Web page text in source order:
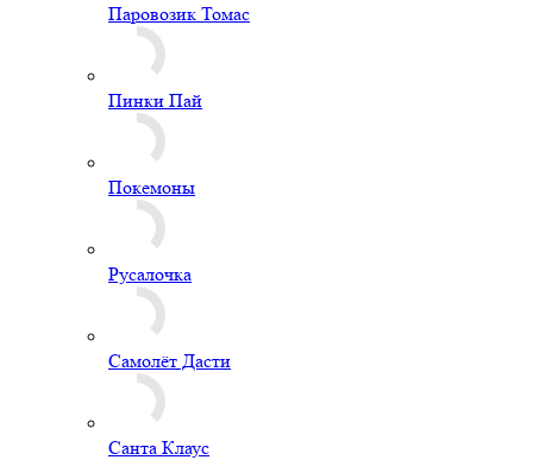
Паровозик Томас
Пинки Пай
Покемоны
Русалочка
Самолёт Дасти
Санта Клаус